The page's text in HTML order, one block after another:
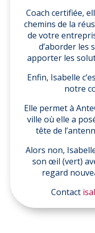
Coach certifiée,
chemins de la
de votre
d’aborder les
apporter les
Enfin, Isabelle
notre
Elle permet à
ville où elle a
tête de
Alors non,
son œil (vert)
regard
Contact